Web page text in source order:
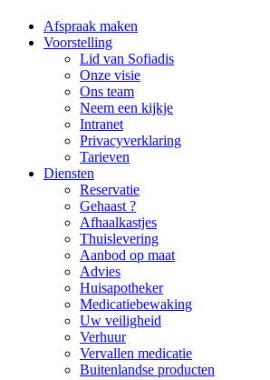
Afspraak maken
Voorstelling
Lid van Sofiadis
Onze visie
Ons team
Neem een kijkje
Intranet
Privacyverklaring
Tarieven
Diensten
Reservatie
Gehaast ?
Afhaalkastjes
Thuislevering
Aanbod op maat
Advies
Huisapotheker
Medicatiebewaking
Uw veiligheid
Verhuur
Vervallen medicatie
Buitenlandse producten